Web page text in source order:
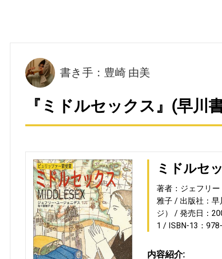
書き手：豊崎 由美
『ミドルセックス』(早川
ミドルセ
著者：ジェフリ
雅子
出版社：早
ジ）
発売日：
1
ISBN-13：
内容紹介: